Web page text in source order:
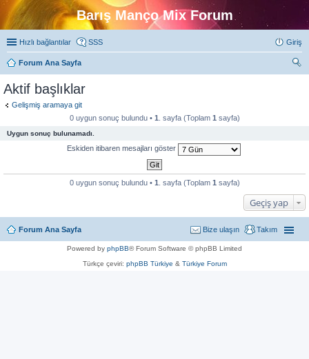
Barış Manço Mix Forum
Hızlı bağlantılar SSS Giriş
Forum Ana Sayfa
Aktif başlıklar
Gelişmiş aramaya git
0 uygun sonuç bulundu • 1 . sayfa (Toplam 1 sayfa)
Uygun sonuç bulunamadı.
Eskiden itibaren mesajları göster
0 uygun sonuç bulundu • 1 . sayfa (Toplam 1 sayfa)
Geçiş yap
Forum Ana Sayfa Takım
Bize ulaşın
Powered by phpBB® Forum Software © phpBB Limited
Türkçe çeviri: phpBB Türkiye & Türkiye Forum